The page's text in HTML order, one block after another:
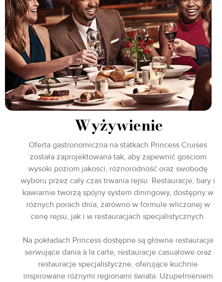
Wyżywienie
Oferta gastronomiczna na statkach Princess Cruises
została zaprojektowana tak, aby zapewnić gościom
wysoki poziom jakości, różnorodność oraz swobodę
wyboru przez cały czas trwania rejsu. Restauracje, bary i
kawiarnie tworzą spójny system diningowy, dostępny w
różnych porach dnia, zarówno w formule wliczonej w
cenę rejsu, jak i w restauracjach specjalistycznych.
Na pokładach Princess dostępne są główne restauracje
serwujące dania à la carte, restauracje casualowe oraz
restauracje specjalistyczne, oferujące kuchnie
inspirowane różnymi regionami świata. Uzupełnieniem